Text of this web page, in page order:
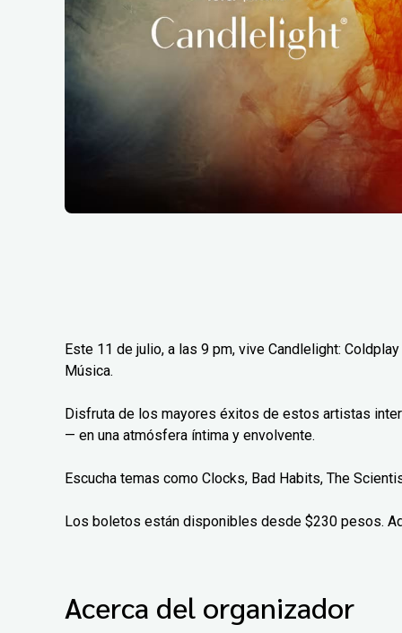
Este 11 de julio, a las 9 pm, vive Candlelight:
Música.
Disfruta de los mayores éxitos de estos artistas
— en una atmósfera íntima y envolvente.
Escucha temas como Clocks, Bad Habits, The
Los boletos están disponibles desde $230 pesos.
Acerca del organizador